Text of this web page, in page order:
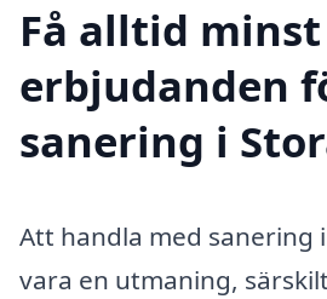
Få alltid minst
erbjudanden
sanering i
Att handla med sanering
vara en utmaning,